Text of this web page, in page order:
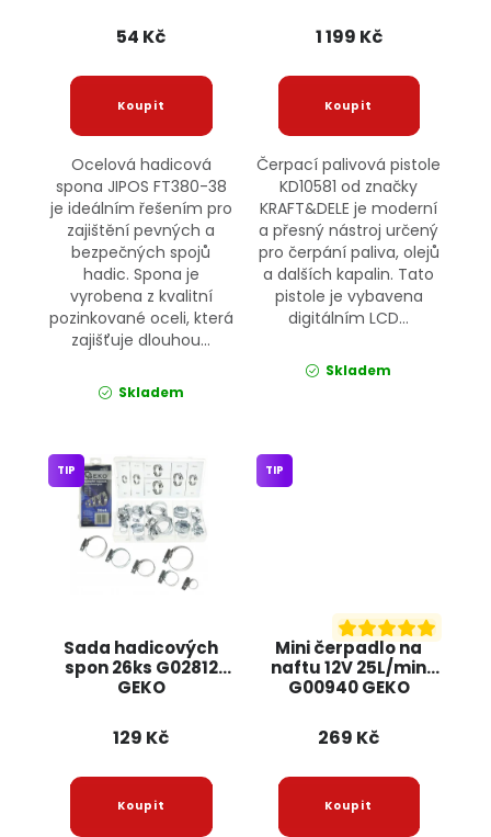
54 Kč
Ocelová hadicová
spona JIPOS FT380-38
je ideálním řešením pro
zajištění pevných a
bezpečných spojů
hadic. Spona je
vyrobena z kvalitní
pozinkované oceli, která
zajišťuje dlouhou...
Skladem
1 199 Kč
Čerpací palivová pistole
KD10581 od značky
KRAFT&DELE je moderní
a přesný nástroj určený
pro čerpání paliva, olejů
a dalších kapalin. Tato
pistole je vybavena
digitálním LCD...
Skladem
Sada hadicových
spon 26ks G02812
GEKO
TIP
129 Kč
Mini čerpadlo na
naftu 12V 25L/min
G00940 GEKO
TIP
269 Kč